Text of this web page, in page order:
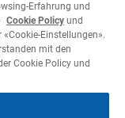
Akzeptieren
Erfahrung und
Cookie Policy und
Einstellungen».
mit den
Cookie Policy und